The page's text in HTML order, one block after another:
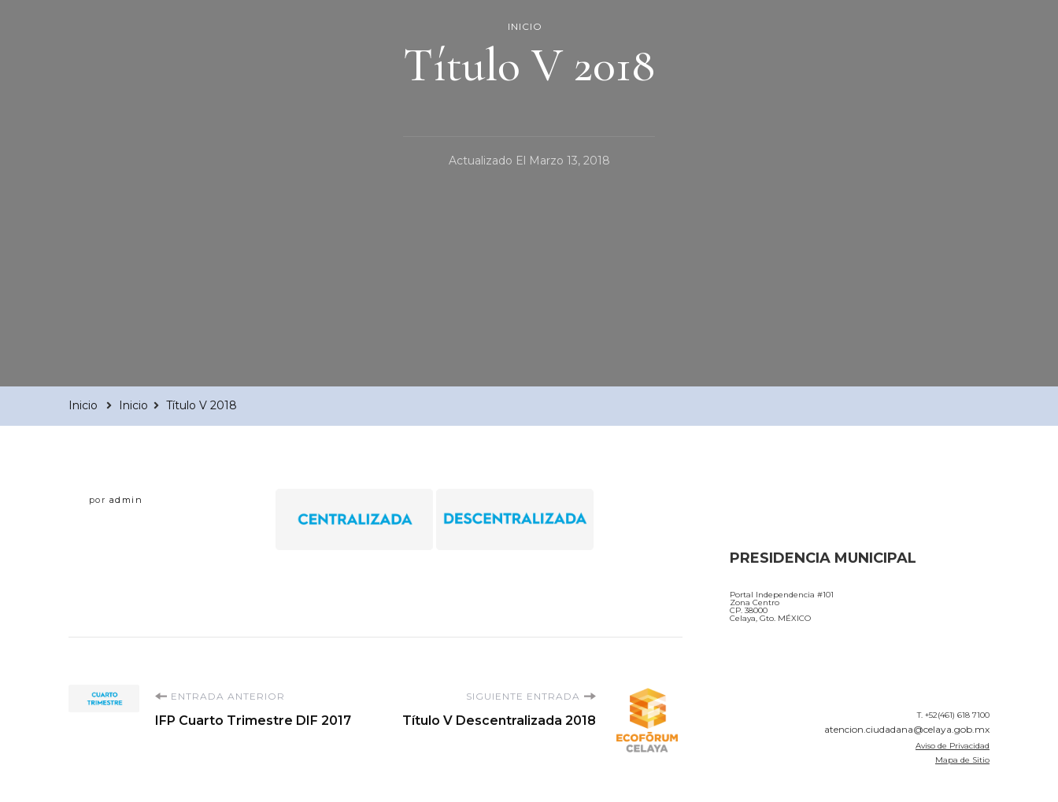
INICIO
Título V 2018
Actualizado El Marzo 13, 2018
Inicio Inicio Título V 2018
por admin
Navegación
ENTRADA ANTERIOR
IFP Cuarto Trimestre DIF 2017
SIGUIENTE ENTRADA
Título V Descentralizada 2018
PRESIDENCIA MUNICIPAL
Portal Independencia #101
Zona Centro
CP. 38000
Celaya, Gto. MÉXICO
T. +52(461) 618 7100
atencion.ciudadana@celaya.gob.mx
Aviso de Privacidad
Mapa de Sitio